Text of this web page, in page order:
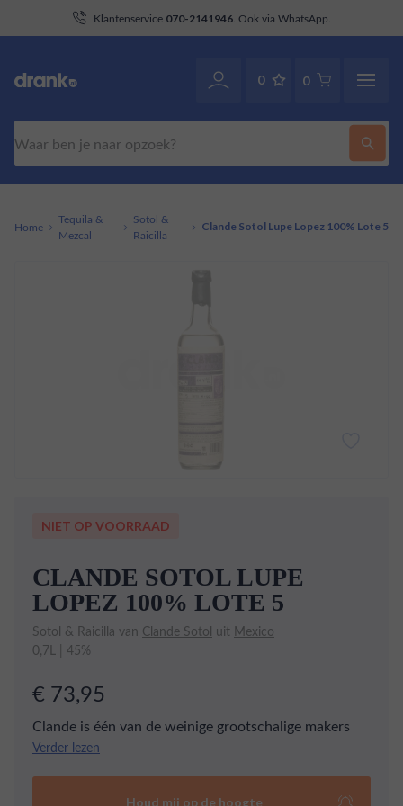
Klantenservice 070-2141946. Ook via WhatsApp.
0 0
Home
Tequila &
Mezcal
Sotol &
Raicilla
Clande Sotol Lupe Lopez 100% Lote 5
NIET OP VOORRAAD
CLANDE SOTOL LUPE
LOPEZ 100% LOTE 5
Sotol & Raicilla van Clande Sotol uit Mexico
0,7L | 45%
€ 73,95
Clande is één van de weinige grootschalige makers
van Lechuguilla en Sotol. In dit geval gemaakt door
Verder lezen
Houd mij op de hoogte